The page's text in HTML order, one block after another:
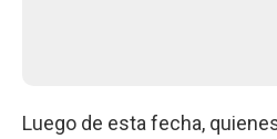
Luego de esta fecha,